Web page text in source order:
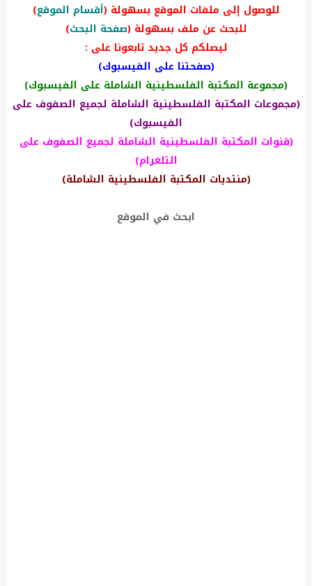
للوصول إلى ملفات الموقع بسهولة (أقسام الموقع)
للبحث عن ملف بسهولة (صفحة البحث)
ليصلكم كل جديد تابعونا على :
(صفحتنا على الفيسبوك)
(مجموعة المكتبة الفلسطينية الشاملة على الفيسبوك)
(مجموعات المكتبة الفلسطينية الشاملة لجميع الصفوف على
الفيسبوك)
(قنوات المكتبة الفلسطينية الشاملة لجميع الصفوف على
التلغرام)
(منتديات المكتبة الفلسطينية الشاملة)
ابحث في الموقع